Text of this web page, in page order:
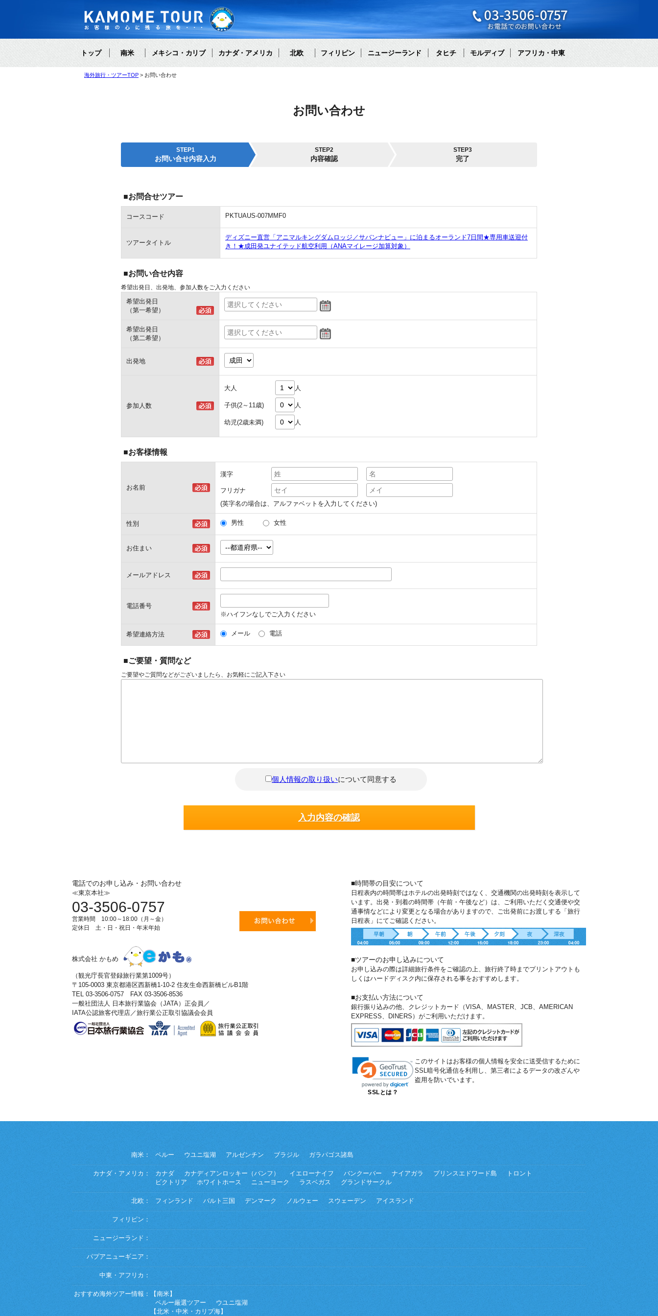
トップ 南米 メキシコ・カリブ カナダ・アメリカ 北欧 フィリピン ニュージーランド タヒチ モルディブ アフリカ・中東
海外旅行・ツアーTOP お問い合わせ
お問い合わせ
STEP1
お問い合せ内容入力
STEP2
内容確認
STEP3
完了
■お問合せツアー
コースコード PKTUAUS-007MMF0
ツアータイトル
ディズニー直営「アニマルキングダムロッジ／サバンナビュー」に泊まるオーランド7日間★専用車送迎付
き！★成田発ユナイテッド航空利用（ANAマイレージ加算対象）
■お問い合せ内容
希望出発日、出発地、参加人数をご入力ください
希望出発日
（第一希望）
希望出発日
（第二希望）
出発地
参加人数
大人 人
子供(2～11歳) 人
幼児(2歳未満) 人
■お客様情報
お名前
漢字
フリガナ
(英字名の場合は、アルファベットを入力してください)
性別 男性 女性
お住まい
メールアドレス
電話番号
※ハイフンなしでご入力ください
希望連絡方法 メール 電話
■ご要望・質問など
ご要望やご質問などがございましたら、お気軽にご記入下さい
個人情報の取り扱いについて同意する
電話でのお申し込み・お問い合わせ
≪東京本社≫
03-3506-0757
営業時間 10:00～18:00（月～金）
定休日 土・日・祝日・年末年始
株式会社 かもめ
（観光庁長官登録旅行業第1009号）
〒105-0003 東京都港区西新橋1-10-2 住友生命西新橋ビルB1階
TEL 03-3506-0757 FAX 03-3506-8536
一般社団法人 日本旅行業協会（JATA）正会員／
IATA公認旅客代理店／旅行業公正取引協議会会員
■時間帯の目安について
日程表内の時間帯はホテルの出発時刻ではなく、交通機関の出発時刻を表示して
います。出発・到着の時間帯（午前・午後など）は、ご利用いただく交通便や交
通事情などにより変更となる場合がありますので、ご出発前にお渡しする「旅行
日程表」にてご確認ください。
■ツアーのお申し込みについて
お申し込みの際は詳細旅行条件をご確認の上、旅行終了時までプリントアウトも
しくはハードディスク内に保存される事をおすすめします。
■お支払い方法について
銀行振り込みの他、クレジットカード（VISA、MASTER、JCB、AMERICAN
EXPRESS、DINERS）がご利用いただけます。
SSLとは？
このサイトはお客様の個人情報を安全に送受信するために
SSL暗号化通信を利用し、第三者によるデータの改ざんや
盗用を防いでいます。
南米： ペルー ウユニ塩湖 アルゼンチン ブラジル ガラパゴス諸島
カナダ・アメリカ： カナダ カナディアンロッキー（バンフ） イエローナイフ バンクーバー ナイアガラ プリンスエドワード島
トロント
ビクトリア
ホワイトホース ニューヨーク ラスベガス グランドサークル
北欧： フィンランド バルト三国 デンマーク ノルウェー スウェーデン アイスランド
フィリピン：
ニュージーランド：
パプアニューギニア：
中東・アフリカ：
おすすめ海外ツアー情報：
【南米】
ペルー厳選ツアー
ウユニ塩湖
【北米・中米・カリブ海】